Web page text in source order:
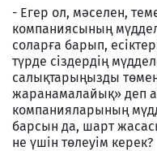
- Егер ол, мәселен,
компаниясының
соларға барып,
түрде сіздердің
салықтарыңызды
жаранамалайық» деп
компанияларының
барсын да, шарт
не үшін төлеуім керек?